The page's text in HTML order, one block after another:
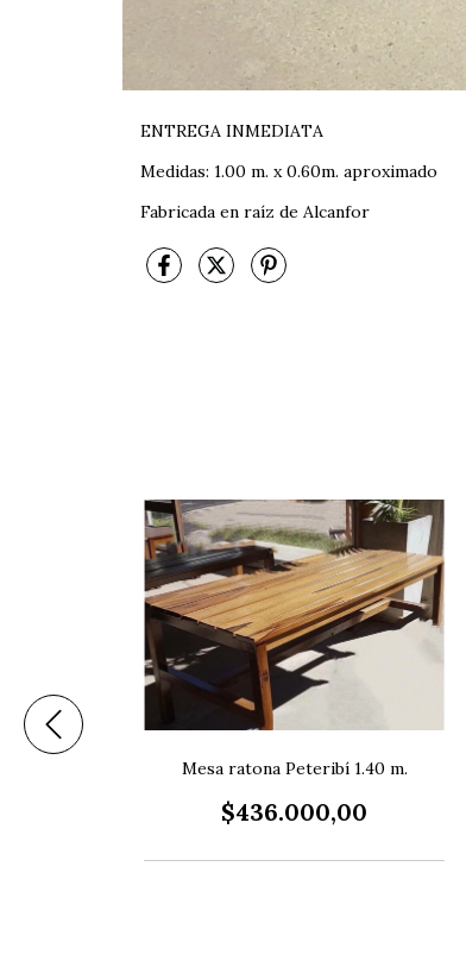
ENTREGA INMEDIATA
Medidas: 1.00 m. x 0.60m. aproximado
Fabricada en raíz de Alcanfor
Mesa ratona Peteribí 1.40 m.
$436.000,00